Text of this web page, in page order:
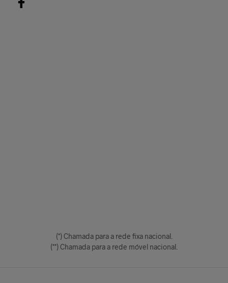
(*) Chamada para a rede fixa nacional.
(**) Chamada para a rede móvel nacional.